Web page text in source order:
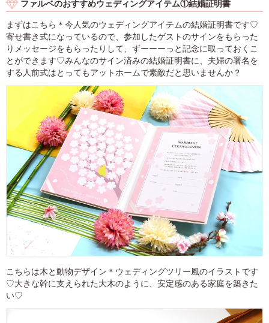
ファルベのおすすめウェディングアイテム①結婚証明書
まずはこちら＊今人気のウェディングアイテムの結婚証明書です♡
寄せ書き式になっているので、参加したゲストのサインをもらった
りメッセージをもらったりして、ずーーーっと記念に取っておくこ
とができます♡みんなのサイン済みの結婚証明書に、夫婦の署名を
する人前式はとってもアットホームで素敵だと思いませんか？
こちらは木と動物デザイン＊ウェディングツリー風のイラストです
♡大きな幹に支えられた大木のように、安定感のある家庭を築きた
い♡